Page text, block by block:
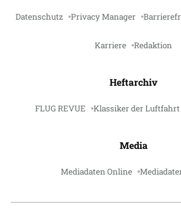
Datenschutz Privacy Manager
Karriere Redaktion
Heftarchiv
FLUG REVUE Klassiker der Luftfahrt
Media
Mediadaten Online